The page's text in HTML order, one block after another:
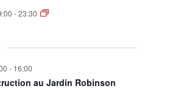
-23:30
- 16:00
au Jardin Robinson